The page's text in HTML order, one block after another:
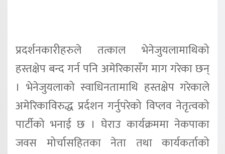
प्रदर्शनकारीहरुले तत्काल भेनेजुयलामाथिको
हस्तक्षेप बन्द गर्न पनि अमेरिकासँग माग गरेका छन्
। भेनेजुयलाको स्वाधिनतामाथि हस्तक्षेप गरेकाले
अमेरिकाविरुद्ध प्रर्दशन गर्नुपरेको विप्लव नेतृत्वको
पार्टीको भनाई छ । घेराउ कार्यक्रममा नेकपाका
जवस मोर्चासहितका नेता तथा कार्यकर्ताको